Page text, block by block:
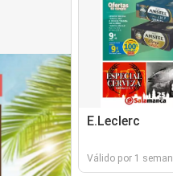
E.Leclerc
Válido por 1